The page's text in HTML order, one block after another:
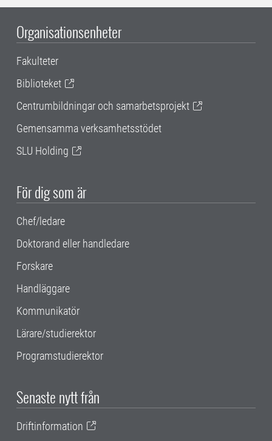
Organisationsenheter
Fakulteter
Biblioteket
Centrumbildningar och samarbetsprojekt
Gemensamma verksamhetsstödet
SLU Holding
För dig som är
Chef/ledare
Doktorand eller handledare
Forskare
Handläggare
Kommunikatör
Lärare/studierektor
Programstudierektor
Senaste nytt från
Driftinformation